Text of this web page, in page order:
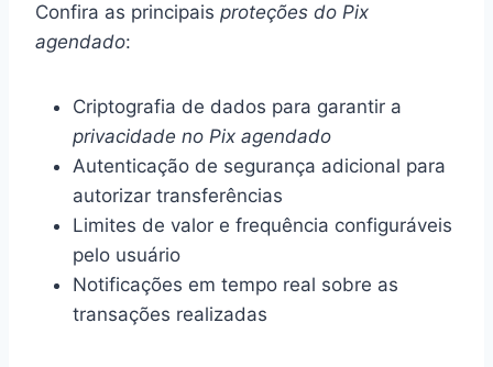
Confira as principais proteções do Pix
agendado:
Criptografia de dados para garantir a
privacidade no Pix agendado
Autenticação de segurança adicional para
autorizar transferências
Limites de valor e frequência configuráveis
pelo usuário
Notificações em tempo real sobre as
transações realizadas